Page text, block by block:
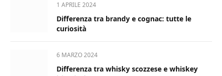
1 APRILE 2024
Differenza tra brandy e cognac: tutte le
curiosità
6 MARZO 2024
Differenza tra whisky scozzese e whiskey